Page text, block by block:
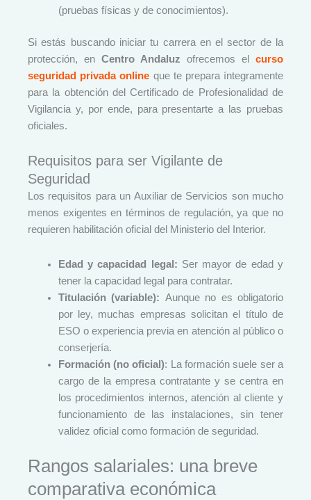
(pruebas físicas y de conocimientos).
Si estás buscando iniciar tu carrera en el sector de la
protección, en Centro Andaluz ofrecemos el curso
seguridad privada online que te prepara íntegramente
para la obtención del Certificado de Profesionalidad de
Vigilancia y, por ende, para presentarte a las pruebas
oficiales.
Requisitos para ser Vigilante de
Seguridad
Los requisitos para un Auxiliar de Servicios son mucho
menos exigentes en términos de regulación, ya que no
requieren habilitación oficial del Ministerio del Interior.
Edad y capacidad legal: Ser mayor de edad y
tener la capacidad legal para contratar.
Titulación (variable): Aunque no es obligatorio
por ley, muchas empresas solicitan el título de
ESO o experiencia previa en atención al público o
conserjería.
Formación (no oficial): La formación suele ser a
cargo de la empresa contratante y se centra en
los procedimientos internos, atención al cliente y
funcionamiento de las instalaciones, sin tener
validez oficial como formación de seguridad.
Rangos salariales: una breve
comparativa económica